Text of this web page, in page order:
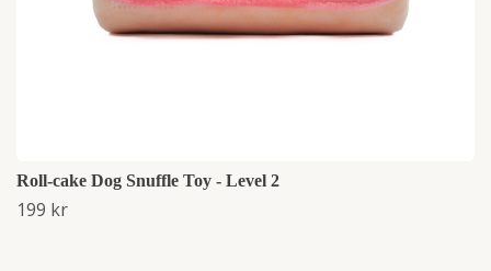
Roll-cake Dog Snuffle Toy - Level 2
199 kr